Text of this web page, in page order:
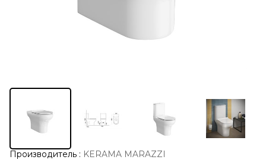
Производитель : KERAMA MARAZZI